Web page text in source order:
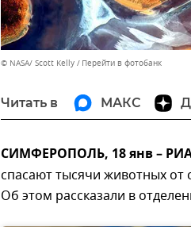
© NASA/ Scott Kelly Перейти в фотобанк
Читать в МАКС
СИМФЕРОПОЛЬ, 18 янв –
спасают тысячи животных
Об этом рассказали в